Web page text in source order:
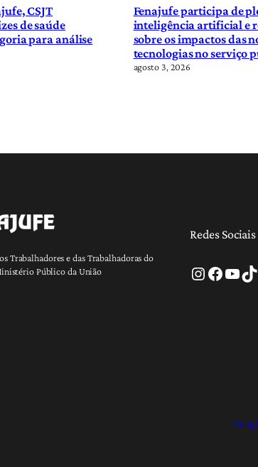
CSJT
de saúde
para análise
Fenajufe participa de
inteligência artificial e
sobre os impactos das
tecnologias no serviço
agosto 3, 2026
Trabalhadores e das Trabalhadoras do
Público da União
Redes Sociais
Instagram Facebook Youtube TikTok